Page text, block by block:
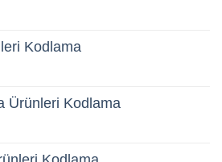
Kodlama
Ürünleri Kodlama